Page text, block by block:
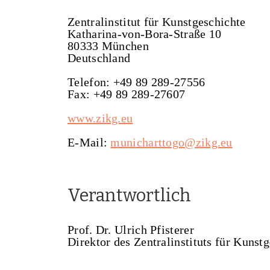
Zentralinstitut für Kunstgeschichte
Katharina-von-Bora-Straße 10
80333 München
Deutschland
Telefon: +49 89 289-27556
Fax: +49 89 289-27607
www.zikg.eu
E-Mail:municharttogo@zikg.eu
Verantwortlich
Prof. Dr. Ulrich Pfisterer
Direktor des Zentralinstituts für